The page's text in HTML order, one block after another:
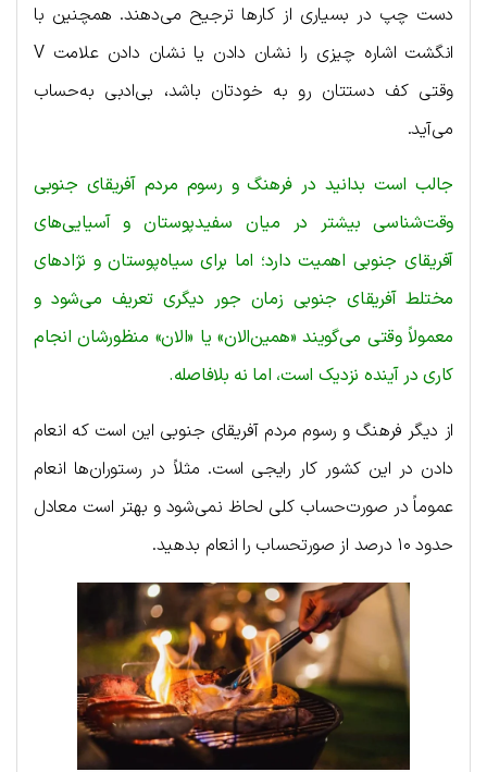
دست چپ در بسیاری از کارها ترجیح می‌دهند. همچنین با
انگشت اشاره چیزی را نشان دادن یا نشان دادن علامت V
وقتی کف دستتان رو به خودتان باشد، بی‌ادبی به‌حساب
می‌آید.
جالب است بدانید در فرهنگ و رسوم مردم آفریقای جنوبی
وقت‌شناسی بیشتر در میان سفیدپوستان و آسیایی‌های
آفریقای جنوبی اهمیت دارد؛ اما برای سیاه‌پوستان و نژادهای
مختلط آفریقای جنوبی زمان جور دیگری تعریف می‌شود و
معمولاً وقتی می‌گویند «همین‌الان» یا «الان» منظورشان انجام
کاری در آینده نزدیک است، اما نه بلافاصله.
از دیگر فرهنگ و رسوم مردم آفریقای جنوبی این است که انعام
دادن در این کشور کار رایجی است. مثلاً در رستوران‌ها انعام
عموماً در صورت‌حساب کلی لحاظ نمی‌شود و بهتر است معادل
حدود ۱۰ درصد از صورتحساب را انعام بدهید.